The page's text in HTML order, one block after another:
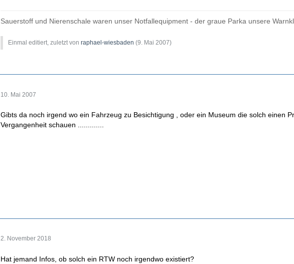
Sauerstoff und Nierenschale waren unser Notfallequipment - der graue Parka unsere
Einmal editiert, zuletzt von raphael-wiesbaden (9. Mai 2007)
10. Mai 2007
Gibts da noch irgend wo ein Fahrzeug zu Besichtigung , oder ein Museum die solch einen
Vergangenheit schauen .............
2. November 2018
Hat jemand Infos, ob solch ein RTW noch irgendwo existiert?